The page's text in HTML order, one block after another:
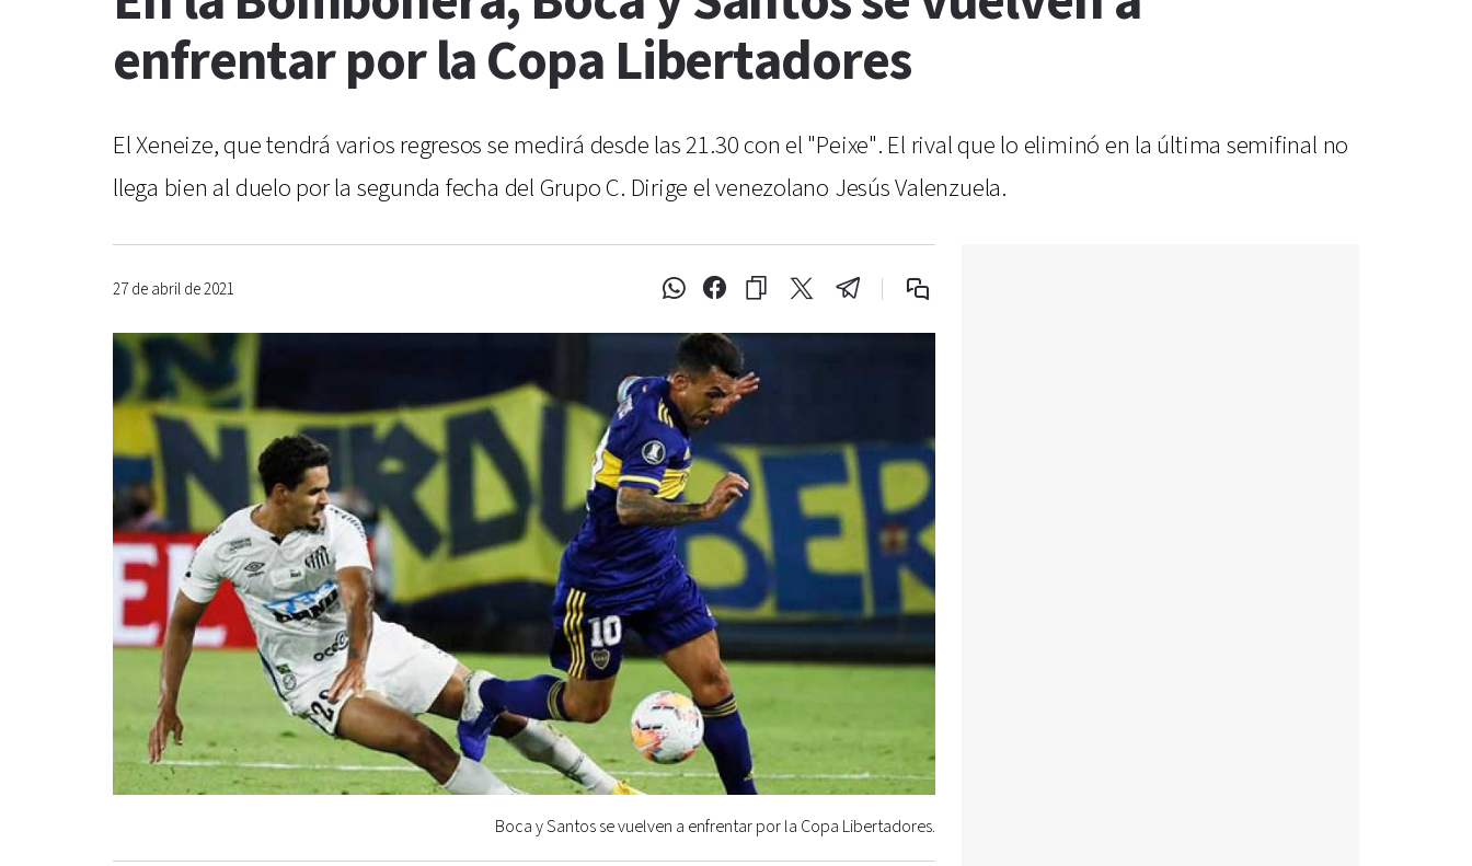
enfrentar por la Copa Libertadores
El Xeneize, que tendrá varios regresos se medirá desde las 21.30 con el "Peixe". El rival que lo eliminó en la última semifinal no
llega bien al duelo por la segunda fecha del Grupo C. Dirige el venezolano Jesús Valenzuela.
27 de abril de 2021
Boca y Santos se vuelven a enfrentar por la Copa Libertadores.